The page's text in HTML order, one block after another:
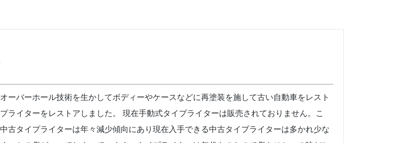
ーバーホール技術を生かしてボディーやケースなどに再塗装を施して古い自動車をレスト
ライターをレストアしました。 現在手動式タイプライターは販売されておりません。こ
古タイプライターは年々減少傾向にあり現在入手できる中古タイプライターは多かれ少な